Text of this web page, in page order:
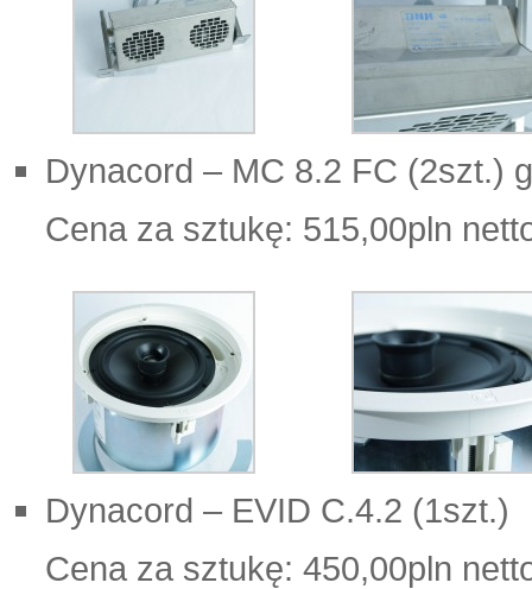
Dynacord – MC 8.2 FC (2szt.)
Cena za sztukę: 515,00pln
Dynacord – EVID C.4.2 (1szt.)
Cena za sztukę: 450,00pln